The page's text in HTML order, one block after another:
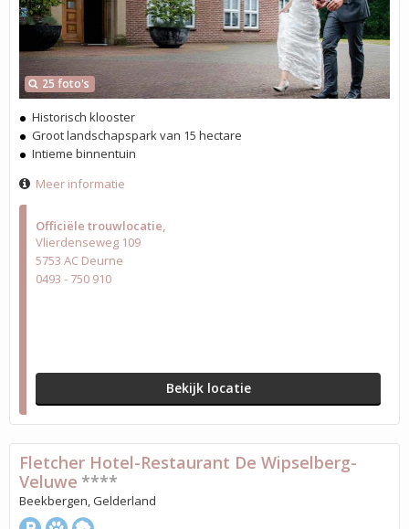
Officiële trouwlocatie
Vlierdenseweg 109
5753 AC Deurne
0493 - 750 910
Bekijk locatie
25 foto's
Historisch klooster
Groot landschapspark van 15 hectare
Intieme binnentuin
Meer informatie
Fletcher Hotel-Restaurant De Wipselberg-
Veluwe ****
Beekbergen, Gelderland